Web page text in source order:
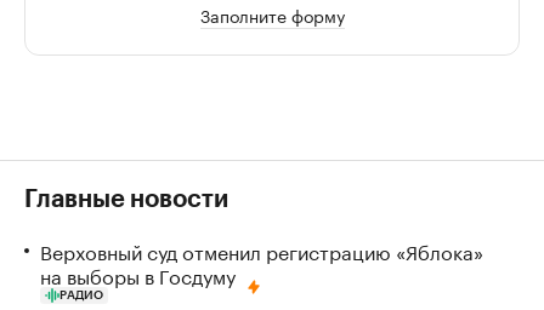
Заполните форму
Главные новости
Верховный суд отменил регистрацию «Яблока»
на выборы в Госдуму
РАДИО